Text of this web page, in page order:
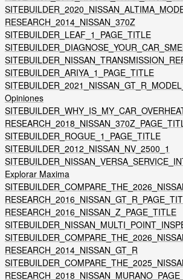
RESEARCH_2014_NISSAN_370Z
SITEBUILDER_LEAF_1_PAGE_TITLE
SITEBUILDER_ARIYA_1_PAGE_TITLE
Opiniones
SITEBUILDER_ROGUE_1_PAGE_TITLE
SITEBUILDER_2012_NISSAN_NV_2500_1
Explorar Maxima
RESEARCH_2016_NISSAN_Z_PAGE_TITLE
RESEARCH_2014_NISSAN_GT_R